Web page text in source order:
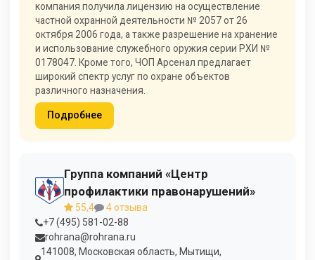
компания получила лицензию на осуществление
частной охранной деятельности № 2057 от 26
октября 2006 года, а также разрешение на хранение
и использование служебного оружия серии РХИ №
0178047. Кроме того, ЧОП Арсенал предлагает
широкий спектр услуг по охране объектов
различного назначения.
Подробнее
Группа компаний «Центр
профилактики правонарушений»
55,4
4 отзыва
+7 (495) 581-02-88
rohrana@rohrana.ru
141008, Московская область, Мытищи,